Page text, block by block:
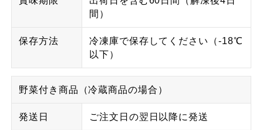
間）
保存方法
冷凍庫で保存してください（-18℃
以下）
野菜付き商品（冷蔵商品の場合）
発送日 ご注文日の翌日以降に発送